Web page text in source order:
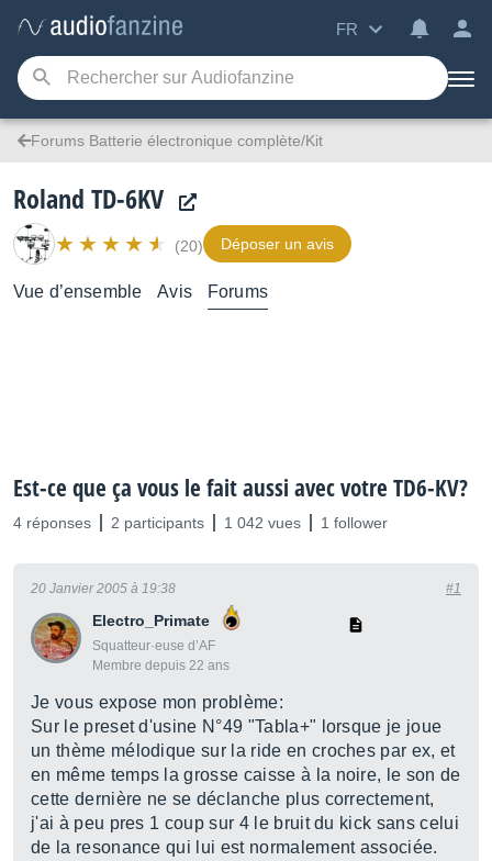
FR
Forums Batterie électronique complète/Kit
Roland TD-6KV
(20) Déposer un avis
Vue d’ensemble Avis Forums
Est-ce que ça vous le fait aussi avec votre TD6-KV?
4 réponses 2 participants 1 042 vues 1 follower
Electro_Primate
Squatteur·euse d’AF
Membre depuis 22 ans
20 Janvier 2005 à 19:38 #1
Je vous expose mon problème:
Sur le preset d'usine N°49 "Tabla+" lorsque je joue
un thème mélodique sur la ride en croches par ex, et
en même temps la grosse caisse à la noire, le son de
cette dernière ne se déclanche plus correctement,
j'ai à peu pres 1 coup sur 4 le bruit du kick sans celui
de la resonance qui lui est normalement associée.